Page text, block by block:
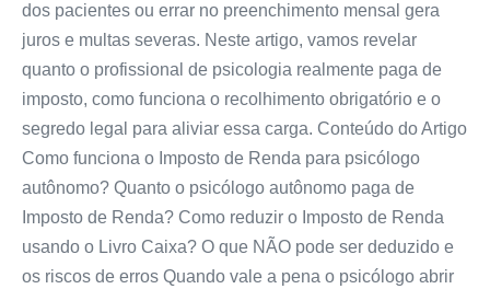
dos pacientes ou errar no preenchimento mensal gera
juros e multas severas. Neste artigo, vamos revelar
quanto o profissional de psicologia realmente paga de
imposto, como funciona o recolhimento obrigatório e o
segredo legal para aliviar essa carga. Conteúdo do Artigo
Como funciona o Imposto de Renda para psicólogo
autônomo? Quanto o psicólogo autônomo paga de
Imposto de Renda? Como reduzir o Imposto de Renda
usando o Livro Caixa? O que NÃO pode ser deduzido e
os riscos de erros Quando vale a pena o psicólogo abrir